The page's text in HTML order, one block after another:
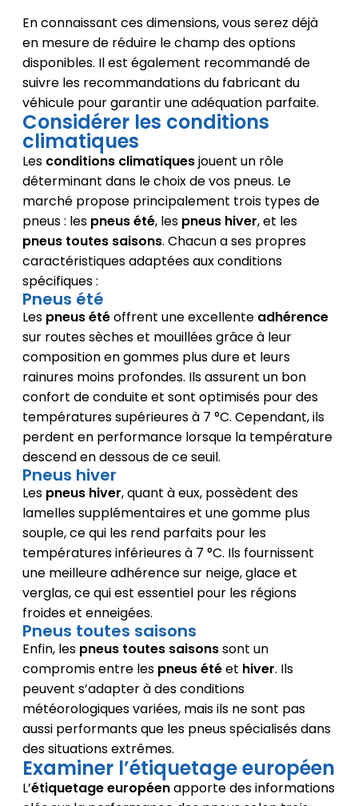
En connaissant ces dimensions, vous serez déjà
en mesure de réduire le champ des options
disponibles. Il est également recommandé de
suivre les recommandations du fabricant du
véhicule pour garantir une adéquation parfaite.
Considérer les conditions
climatiques
Les conditions climatiquesjouent un rôle
déterminant dans le choix de vos pneus. Le
marché propose principalement trois types de
pneus : les pneus été, les pneus hiver, et les
pneus toutes saisons. Chacun a ses propres
caractéristiques adaptées aux conditions
spécifiques :
Pneus été
Les pneus étéoffrent une excellente adhérence
sur routes sèches et mouillées grâce à leur
composition en gommes plus dure et leurs
rainures moins profondes. Ils assurent un bon
confort de conduite et sont optimisés pour des
températures supérieures à 7 °C. Cependant, ils
perdent en performance lorsque la température
descend en dessous de ce seuil.
Pneus hiver
Les pneus hiver, quant à eux, possèdent des
lamelles supplémentaires et une gomme plus
souple, ce qui les rend parfaits pour les
températures inférieures à 7 °C. Ils fournissent
une meilleure adhérence sur neige, glace et
verglas, ce qui est essentiel pour les régions
froides et enneigées.
Pneus toutes saisons
Enfin, les pneus toutes saisonssont un
compromis entre les pneus étéet hiver. Ils
peuvent s’adapter à des conditions
météorologiques variées, mais ils ne sont pas
aussi performants que les pneus spécialisés dans
des situations extrêmes.
Examiner l’étiquetage européen
L’étiquetage européenapporte des informations